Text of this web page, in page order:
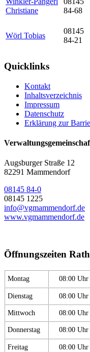
Christiane
84-68
Wörl Tobias
08145
84-21
Quicklinks
Kontakt
Inhaltsverzeichnis
Impressum
Datenschutz
Erklärung zur
Augsburger Straße 12
82291 Mammendorf
08145 84-0
08145 1225
info@vgmammendorf.de
www.vgmammendorf.de
Öffnungszeiten
Montag 08:00
Dienstag 08:00
Mittwoch 08:00
Donnerstag 08:00
Freitag 08:00